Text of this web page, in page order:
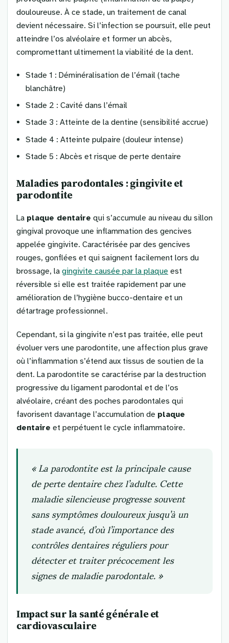
douloureuse. À ce stade, un traitement de canal
devient nécessaire. Si l’infection se poursuit, elle peut
atteindre l’os alvéolaire et former un abcès,
compromettant ultimement la viabilité de la dent.
Stade 1 : Déminéralisation de l’émail (tache
blanchâtre)
Stade 2 : Cavité dans l’émail
Stade 3 : Atteinte de la dentine (sensibilité accrue)
Stade 4 : Atteinte pulpaire (douleur intense)
Stade 5 : Abcès et risque de perte dentaire
Maladies parodontales : gingivite et
parodontite
La plaque dentaire qui s’accumule au niveau du sillon
gingival provoque une inflammation des gencives
appelée gingivite. Caractérisée par des gencives
rouges, gonflées et qui saignent facilement lors du
brossage, la gingivite causée par la plaque est
réversible si elle est traitée rapidement par une
amélioration de l’hygiène bucco-dentaire et un
détartrage professionnel.
Cependant, si la gingivite n’est pas traitée, elle peut
évoluer vers une parodontite, une affection plus grave
où l’inflammation s’étend aux tissus de soutien de la
dent. La parodontite se caractérise par la destruction
progressive du ligament parodontal et de l’os
alvéolaire, créant des poches parodontales qui
favorisent davantage l’accumulation de plaque
dentaire et perpétuent le cycle inflammatoire.
« La parodontite est la principale cause
de perte dentaire chez l’adulte. Cette
maladie silencieuse progresse souvent
sans symptômes douloureux jusqu’à un
stade avancé, d’où l’importance des
contrôles dentaires réguliers pour
détecter et traiter précocement les
signes de maladie parodontale. »
Impact sur la santé générale et
cardiovasculaire